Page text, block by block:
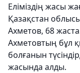
Еліміздің жасы
Қазақстан
Ахметов, 68
Ахметовтың бұл
болғанын
жасында алды.